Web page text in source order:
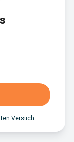
Versuch